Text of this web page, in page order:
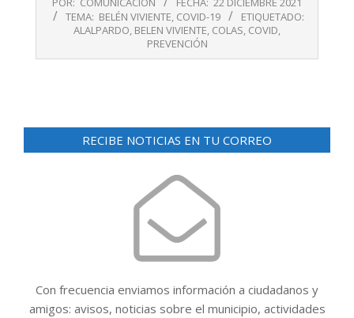
12-
TEMA: BELÉN VIVIENTE, COVID-19
ETIQUETADO:
ALALPARDO, BELEN VIVIENTE, COLAS, COVID,
PREVENCIÓN
RECIBE NOTICIAS EN TU CORREO
Con frecuencia enviamos información a ciudadanos y
amigos: avisos, noticias sobre el municipio, actividades